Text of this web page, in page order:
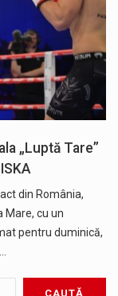
„Luptă Tare”
din România,
Mare, cu un
pentru duminică,